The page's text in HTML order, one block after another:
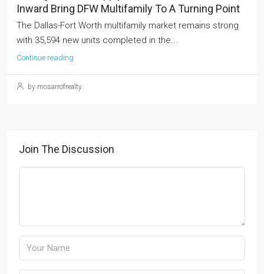
Inward Bring DFW Multifamily To A Turning Point
The Dallas-Fort Worth multifamily market remains strong
with 35,594 new units completed in the...
Continue reading
by mosarrofrealty
Join The Discussion